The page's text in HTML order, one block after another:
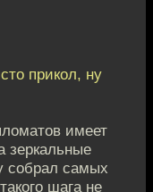
прикол, ну
имеет
зеркальные
собрал самых
шага не